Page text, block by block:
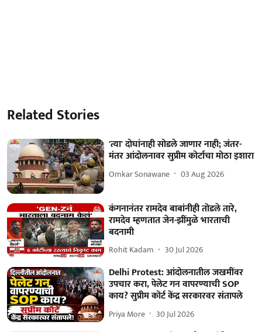
Related Stories
'त्या' दोघांनाही सोडले जाणार नाही; जंतर-
मंतर आंदोलनावर सुप्रीम कोर्टाचा मोठा इशारा
Omkar Sonawane 03 Aug 2026
कंगनानंतर रामदेव बाबांनीही तोडले तारे,
रामदेव म्हणतात जेन-झींमुळे भारताची
बदनामी
Rohit Kadam 30 Jul 2026
Delhi Protest: आंदोलनातील जखमींवर
उपचार करा, पेलेट गन वापरण्याची SOP
काय? सुप्रीम कोर्ट केंद्र सरकारवर संतापले
Priya More 30 Jul 2026